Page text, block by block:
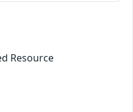
Resource